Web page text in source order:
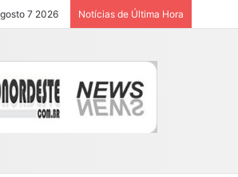
7 2026 Notícias de Última Hora